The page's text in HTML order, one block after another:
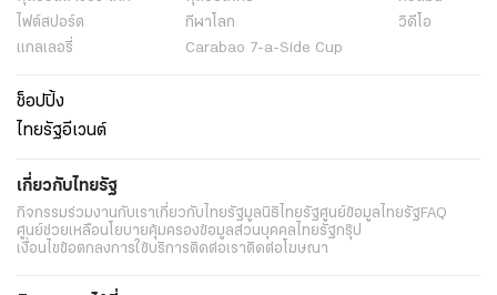
ไฟต์สปอร์ต
กีฬาโลก
วิดีโอ
แกลเลอรี่
Carabao 7-a-Side Cup
ช็อปปิ้ง
ไทยรัฐอีเวนต์
เกี่ยวกับไทยรัฐ
กิจกรรมร่วมงานกับเราเกี่ยวกับไทยรัฐมูลนิธิไทยรัฐศูนย์ข้อมูลไทยรัฐFAQ
ศูนย์ช่วยเหลือนโยบายคุ้มครองข้อมูลส่วนบุคคลไทยรัฐกรุ๊ป
เงื่อนไขข้อตกลงการใช้บริการติดต่อเราติดต่อโฆษณา